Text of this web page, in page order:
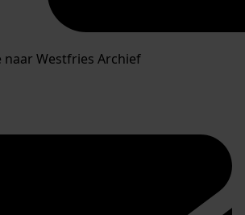
naar Westfries Archief